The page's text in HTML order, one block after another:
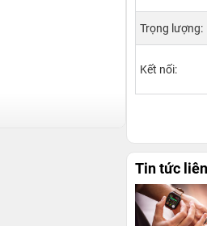
Trọng lượng:
Kết nối:
Tin tức